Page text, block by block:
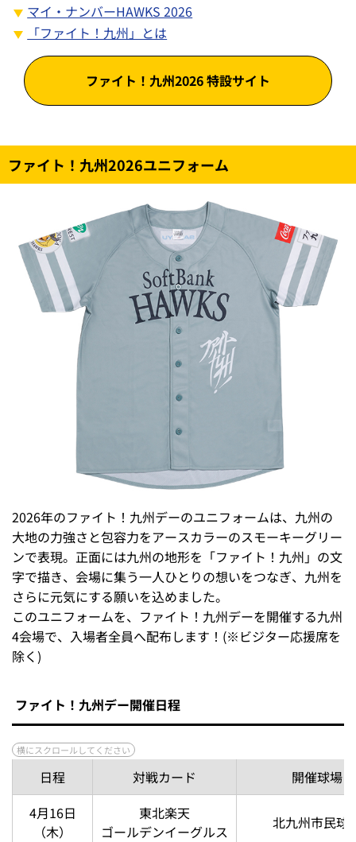
マイ・ナンバーHAWKS 2026
「ファイト！九州」とは
ファイト！九州2026 特設サイト
ファイト！九州2026ユニフォーム
2026年のファイト！九州デーのユニフォームは、九州の
大地の力強さと包容力をアースカラーのスモーキーグリー
ンで表現。正面には九州の地形を「ファイト！九州」の文
字で描き、会場に集う一人ひとりの想いをつなぎ、九州を
さらに元気にする願いを込めました。
このユニフォームを、ファイト！九州デーを開催する九州
4会場で、入場者全員へ配布します！(※ビジター応援席を
除く)
ファイト！九州デー開催日程
日程 対戦カード
開催球場
4月16日
（木）
東北楽天
ゴールデンイーグルス
北九州市民球